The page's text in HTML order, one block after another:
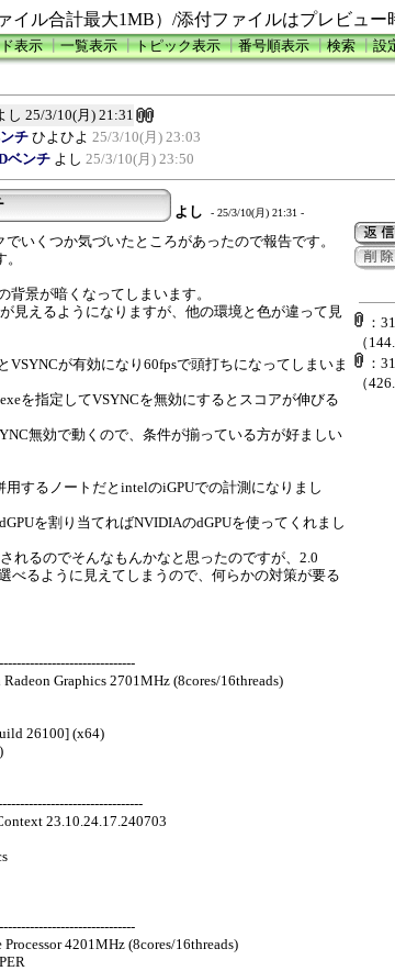
イル合計最大1MB）/添付ファイルはプレビュー
表示┃一覧表示┃トピック表示┃番号順表示┃検索┃設
し 25/3/10(月) 21:31
チ ひよひよ 25/3/10(月) 23:03
ベンチ よし 25/3/10(月) 23:50
よし - 25/3/10(月) 21:31 -
いくつか気づいたところがあったので報告です。
背景が暗くなってしまいます。
見えるようになりますが、他の環境と色が違って見
VSYNCが有効になり60fpsで頭打ちになってしまいま
を指定してVSYNCを無効にするとスコアが伸びる
無効で動くので、条件が揃っている方が好ましい
用するノートだとintelのiGPUでの計測になりまし
を割り当てればNVIDIAのdGPUを使ってくれまし
れるのでそんなもんかなと思ったのですが、2.0
べるように見えてしまうので、何らかの対策が要る
Graphics 2701MHz (8cores/16threads)
26100] (x64)
23.10.24.17.240703
4201MHz (8cores/16threads)
：
（
：
（